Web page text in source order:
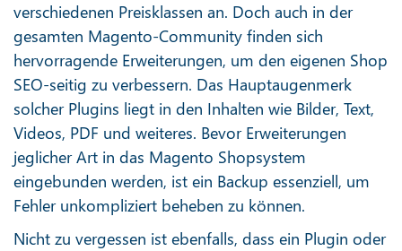
verschiedenen Preisklassen an. Doch auch in der
gesamten Magento-Community finden sich
hervorragende Erweiterungen, um den eigenen Shop
SEO-seitig zu verbessern. Das Hauptaugenmerk
solcher Plugins liegt in den Inhalten wie Bilder, Text,
Videos, PDF und weiteres. Bevor Erweiterungen
jeglicher Art in das Magento Shopsystem
eingebunden werden, ist ein Backup essenziell, um
Fehler unkompliziert beheben zu können.
Nicht zu vergessen ist ebenfalls, dass ein Plugin oder